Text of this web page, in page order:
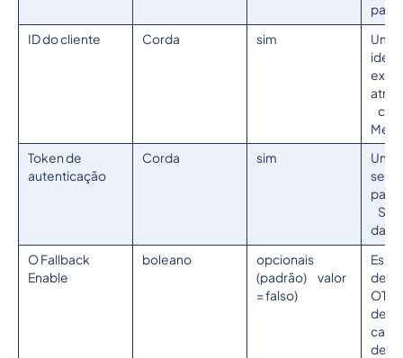
país)
ID do cliente
Corda sim
Um
Token de
autenticação
Corda sim
Um
para
da
O Fallback
Enable
boleano
opcionais
(padrão) valor
= falso)
Esse
OTP
deve
caso
de